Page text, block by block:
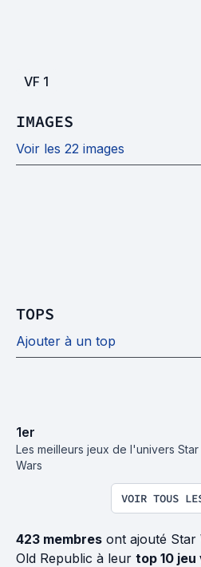
VF 1
IMAGES
Voir les 22 images
TOPS
Ajouter à un top
1er
Les meilleurs jeux de l'univers Star
Wars
VOIR TOUS
423 membres ont ajouté Star
Old Republic à leur top 10 jeu